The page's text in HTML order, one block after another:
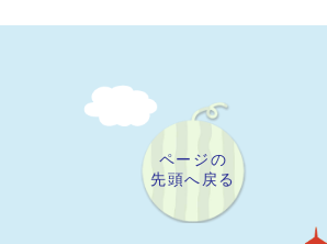
ページの
先頭へ戻る